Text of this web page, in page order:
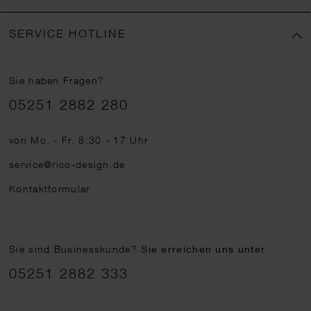
SERVICE HOTLINE
Sie haben Fragen?
Telefonnummer
05251 2882 280
von Mo. - Fr. 8:30 - 17 Uhr
service@rico-design.de
Kontaktformular
Sie sind Businesskunde?Sie erreichen uns unter
05251 2882 333